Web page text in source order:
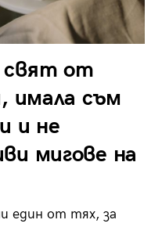
от
имала съм
и не
мигове на
един от тях, за